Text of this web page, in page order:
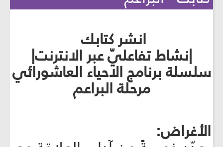
انشر كتابك
|نشاط تفاعليّ عبر الانترنت|
سلسلة برنامج الاحياء العاشورائي
مرحلة البراعم
الأغراض: